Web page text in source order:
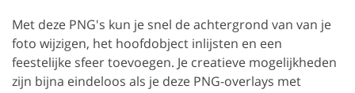
Met deze PNG's kun je snel de achtergrond van van je
foto wijzigen, het hoofdobject inlijsten en een
feestelijke sfeer toevoegen. Je creatieve mogelijkheden
zijn bijna eindeloos als je deze PNG-overlays met